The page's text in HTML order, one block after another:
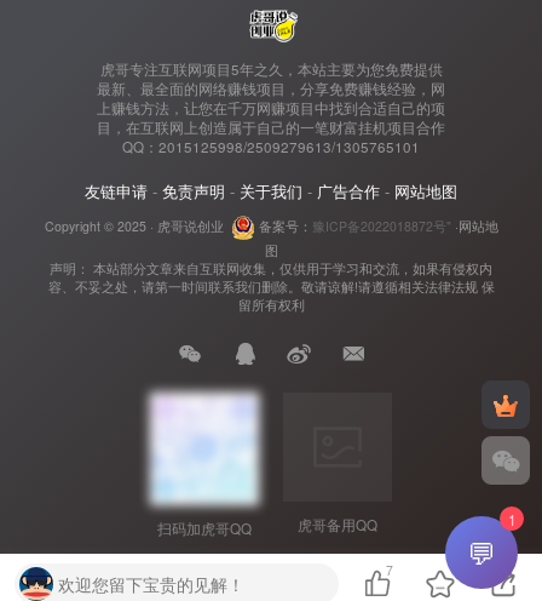
虎哥专注互联网项目5年之久，本站主要为您免费提供
最新、最全面的网络赚钱项目，分享免费赚钱经验，网
上赚钱方法，让您在千万网赚项目中找到合适自己的项
目，在互联网上创造属于自己的一笔财富挂机项目合作
QQ：2015125998/2509279613/1305765101
友链申请 - 免责声明 - 关于我们 - 广告合作 - 网站地图
Copyright © 2025 · 虎哥说创业 备案号： 豫ICP备2022018872号" ·网站地
图
声明： 本站部分文章来自互联网收集，仅供用于学习和交流，如果有侵权内
容、不妥之处，请第一时间联系我们删除。敬请谅解!请遵循相关法律法规 保
留所有权利
扫码加虎哥QQ 虎哥备用QQ
欢迎您留下宝贵的见解！
7 💬
1